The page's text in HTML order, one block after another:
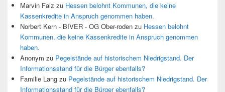
Marvin Falz zu Hessen belohnt Kommunen, die keine
Kassenkredite in Anspruch genommen haben.
Norbert Kern - BIVER - OG Ober-roden zu Hessen belohnt
Kommunen, die keine Kassenkredite in Anspruch genommen
haben.
Anonym zu Pegelstände auf historischem Niedrigstand. Der
Informationsstand für die Bürger ebenfalls?
Familie Lang zu Pegelstände auf historischem Niedrigstand. Der
Informationsstand für die Bürger ebenfalls?